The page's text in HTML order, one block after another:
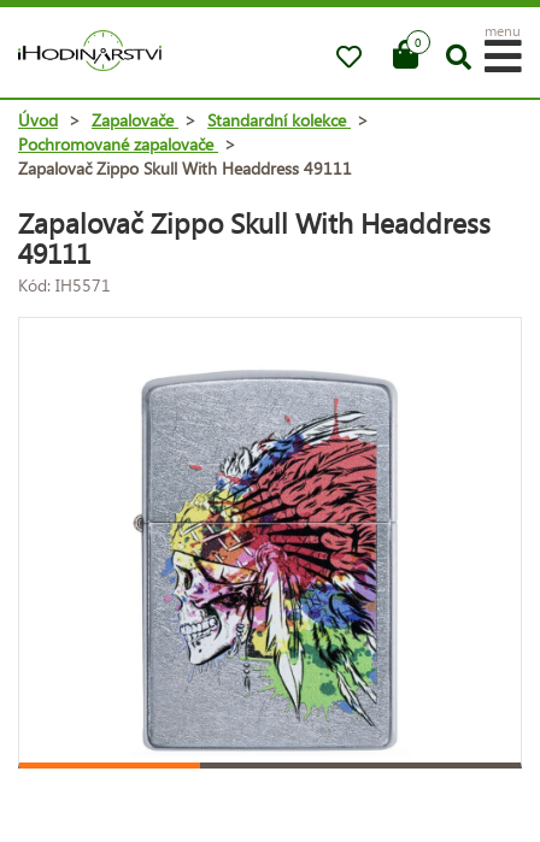
0
menu
Úvod > Zapalovače > Standardní kolekce >
Pochromované zapalovače >
Zapalovač Zippo Skull With Headdress 49111
Zapalovač Zippo Skull With Headdress
49111
Kód: IH5571